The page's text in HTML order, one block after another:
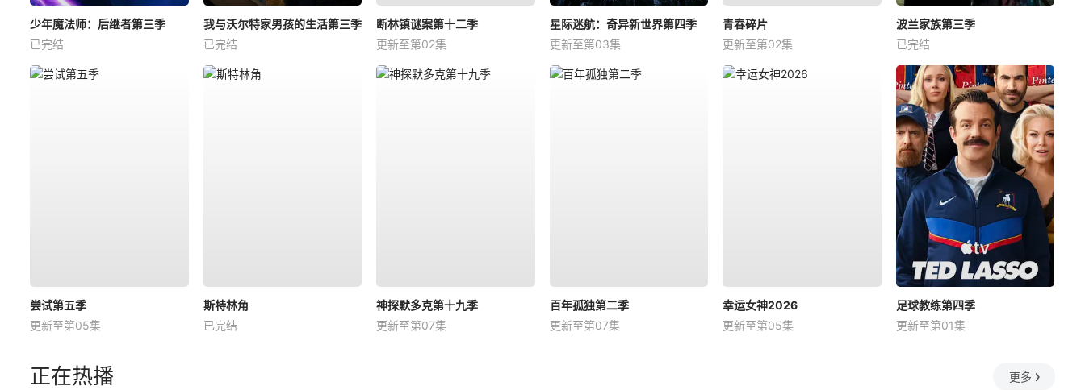
少年魔法师：后继者第三季
已完结
我与沃尔特家男孩的生活第三季
已完结
断林镇谜案第十二季
更新至第02集
星际迷航：奇异新世界第四季
更新至第03集
青春碎片
更新至第02集
波兰家族第三季
已完结
尝试第五季
更新至第05集
斯特林角
已完结
神探默多克第十九季
更新至第07集
百年孤独第二季
更新至第07集
幸运女神2026
更新至第05集
足球教练第四季
更新至第01集
正在热播 更多